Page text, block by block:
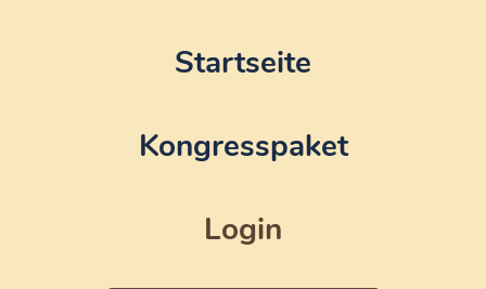
Startseite
Kongresspaket
Login